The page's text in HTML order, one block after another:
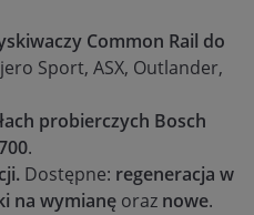
Common Rail do
Sport, ASX, Outlander,
probierczych Bosch
.
Dostępne: regeneracja w
na wymianę oraz nowe.